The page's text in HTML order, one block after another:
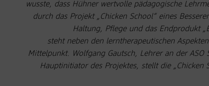
wusste, dass Hühner wertvolle pädagogische
durch das Projekt „Chicken School“ eines
Haltung, Pflege und das Endprodukt
steht neben den lerntherapeutischen
Mittelpunkt. Wolfgang Gautsch, Lehrer an der ASO
Hauptinitiator des Projektes, stellt die „Chicken